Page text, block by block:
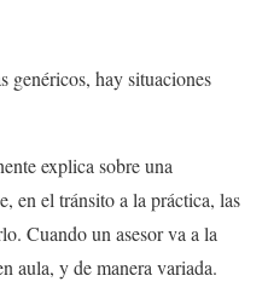
genéricos, hay situaciones
explica sobre una
en el tránsito a la práctica, las
Cuando un asesor va a la
aula, y de manera variada.